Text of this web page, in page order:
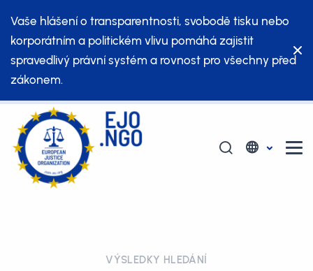
Vaše hlášení o transparentnosti, svobodě tisku nebo
korporátním a politickém vlivu pomáhá zajistit
spravedlivý právní systém a rovnost pro všechny před
zákonem.
VÝSLEDKY HLEDÁNÍ